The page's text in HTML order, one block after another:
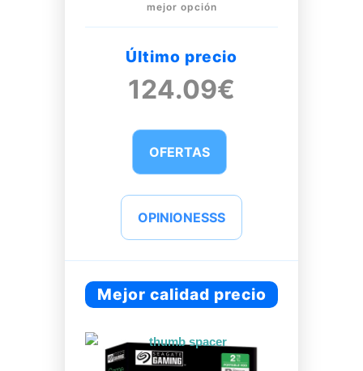
mejor opción
Último precio
124.09€
OFERTAS
OPINIONESSS
Mejor calidad precio